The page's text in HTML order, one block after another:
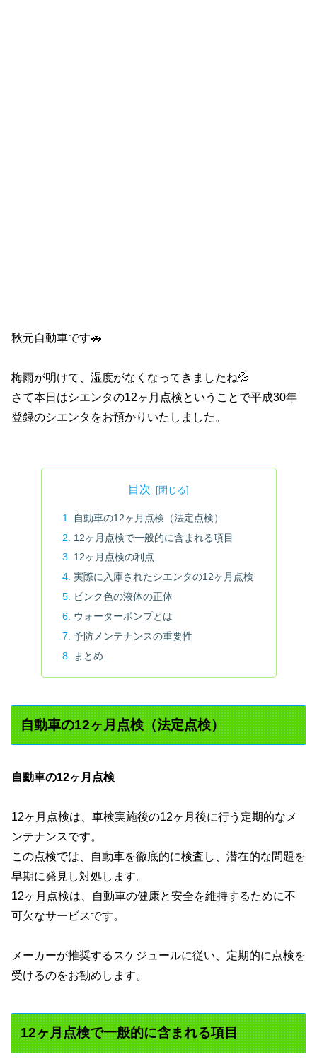
秋元自動車です🚗
梅雨が明けて、湿度がなくなってきましたね💦
さて本日はシエンタの12ヶ月点検ということで平成30年
登録のシエンタをお預かりいたしました。
目次
自動車の12ヶ月点検（法定点検）
12ヶ月点検で一般的に含まれる項目
12ヶ月点検の利点
実際に入庫されたシエンタの12ヶ月点検
ピンク色の液体の正体
ウォーターポンプとは
予防メンテナンスの重要性
まとめ
自動車の12ヶ月点検（法定点検）
自動車の12ヶ月点検
12ヶ月点検は、車検実施後の12ヶ月後に行う定期的なメ
ンテナンスです。
この点検では、自動車を徹底的に検査し、潜在的な問題を
早期に発見し対処します。
12ヶ月点検は、自動車の健康と安全を維持するために不
可欠なサービスです。
メーカーが推奨するスケジュールに従い、定期的に点検を
受けるのをお勧めします。
12ヶ月点検で一般的に含まれる項目